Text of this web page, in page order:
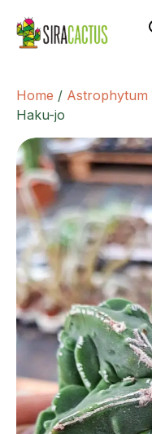
Home / Astrophytum
Haku-jo